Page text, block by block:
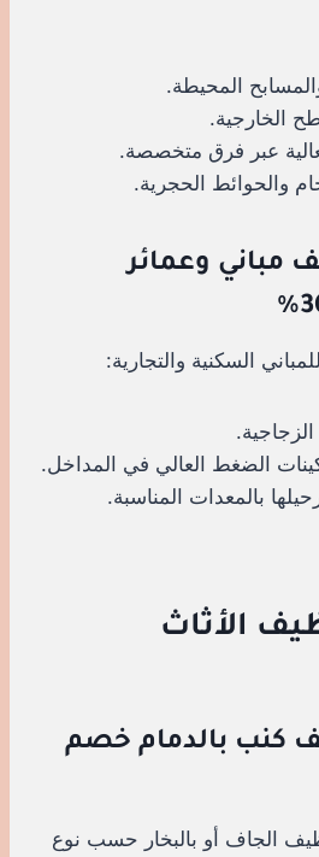
المحيطة.
الخارجية.
عبر فرق متخصصة.
والحوائط الحجرية.
مباني وعمائر
السكنية والتجارية:
الضغط العالي في المداخل.
بالمعدات المناسبة.
الأثاث
كنب بالدمام خصم
الجاف أو بالبخار حسب نوع